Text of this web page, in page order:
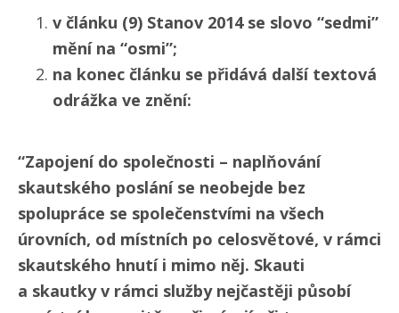
v článku (9) Stanov 2014 se slovo “sedmi”
mění na “osmi”;
na konec článku se přidává další textová
odrážka ve znění:
“Zapojení do společnosti – naplňování
skautského poslání se neobejde bez
spolupráce se společenstvími na všech
úrovních, od místních po celosvětové, v rámci
skautského hnutí i mimo něj. Skauti
a skautky v rámci služby nejčastěji působí